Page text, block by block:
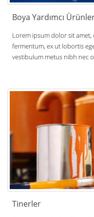
Boya Yardımcı
Lorem ipsum dolor sit
fermentum, ex ut lobortis
vestibulum metus nibh nec
Tinerler